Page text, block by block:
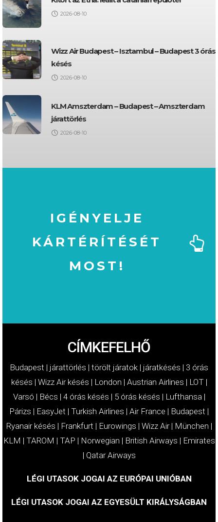
2026-08-10
Wizz Air Budapest – Isztambul – Budapest 3 órás
késés
2026-08-10
KLM Amszterdam – Budapest – Amszterdam
járattörlés
2026-08-10
IGÉNYELJE
KÁRTÉRÍTÉSÉT
MOST!
CÍMKEFELHŐ
Budapest | járattörlés | törölt járatok | járatkésés | 3 órás
késés | Wizz Air késés | London | Austrian Airlines | LOT|
Varsó | Bécs | 4 órás késés | 5 órás késés | Lufthansa |
Párizs | EasyJet | Turkish Airlines | Air France | Budapest |
Ryanair késés | Frankfurt | Eurowings | Wizz Air| München |
KLM | TAROM | TAP | Norwegian | British Airways | Emirates
| Qatar Airways
LÉGI UTASOK JOGAI AZ EURÓPAI UNIÓBAN
LÉGI UTASOK JOGAI AZ EGYESÜLT KIRÁLYSÁGBAN